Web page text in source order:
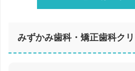
みずかみ歯科・矯正歯科ク